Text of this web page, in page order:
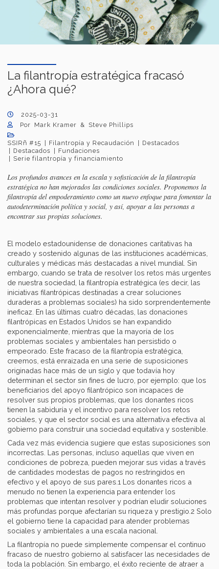
La filantropía estratégica fracasó
¿Ahora qué?
2025-03-31
Por Mark Kramer & Steve Phillips
SSIRñ #15 Filantropía y Recaudación
Destacados
Destacados
Fundaciones
Serie filantropía y financiamiento
Los profundos avances en la escala y sofisticación de la filantropía
estratégica no han mejorados las condiciones sociales. Proponemos la
filantropía del empoderamiento como un nuevo enfoque para fomentar la
autodeterminación política y social, y así, apoyar a las personas a
encontrar sus propias soluciones.
El modelo estadounidense de donaciones caritativas ha
creado y sostenido algunas de las instituciones académicas,
culturales y médicas más destacadas a nivel mundial. Sin
embargo, cuando se trata de resolver los retos más urgentes
de nuestra sociedad, la filantropía estratégica (es decir, las
iniciativas filantrópicas destinadas a crear soluciones
duraderas a problemas sociales) ha sido sorprendentemente
ineficaz. En las últimas cuatro décadas, las donaciones
filantrópicas en Estados Unidos se han expandido
exponencialmente, mientras que la mayoría de los
problemas sociales y ambientales han persistido o
empeorado. Este fracaso de la filantropía estratégica,
creemos, está enraizada en una serie de suposiciones
originadas hace más de un siglo y que todavía hoy
determinan el sector sin fines de lucro, por ejemplo: que los
beneficiarios del apoyo filantrópico son incapaces de
resolver sus propios problemas, que los donantes ricos
tienen la sabiduría y el incentivo para resolver los retos
sociales, y que el sector social es una alternativa efectiva al
gobierno para construir una sociedad equitativa y sostenible.
Cada vez más evidencia sugiere que estas suposiciones son
incorrectas. Las personas, incluso aquellas que viven en
condiciones de pobreza, pueden mejorar sus vidas a través
de cantidades modestas de pagos no restringidos en
efectivo y el apoyo de sus pares.1 Los donantes ricos a
menudo no tienen la experiencia para entender los
problemas que intentan resolver y podrían eludir soluciones
más profundas porque afectarían su riqueza y prestigio.2 Solo
el gobierno tiene la capacidad para atender problemas
sociales y ambientales a una escala nacional.
La filantropía no puede simplemente compensar el continuo
fracaso de nuestro gobierno al satisfacer las necesidades de
toda la población. Sin embargo, el éxito reciente de atraer a